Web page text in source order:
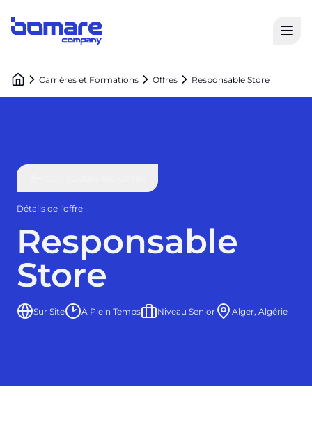
Carrières et Formations Offres Responsable Store
Détails de l'offre
Responsable
Store
Sur Site À Plein Temps Niveau Senior Alger, Algérie